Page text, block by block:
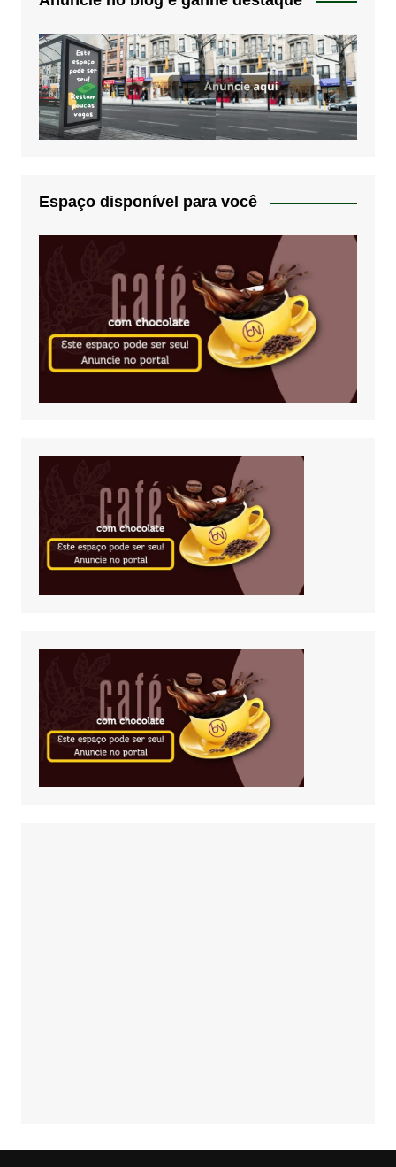
Espaço disponível para você